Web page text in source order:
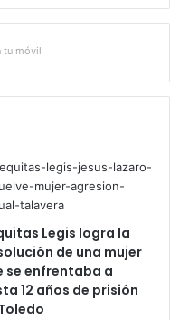
tu móvil
Legis logra la
de una mujer
se enfrentaba a
12 años de prisión